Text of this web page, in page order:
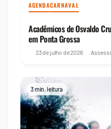
AGENDACARNAVAL
Acadêmicos de Osvaldo
em Ponta Grossa
23 de julho de 2026
3 min. leitura